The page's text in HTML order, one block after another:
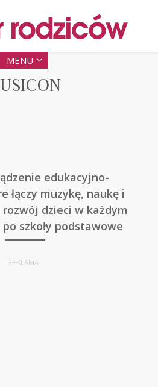
MENU
edukacyjno-
łączy muzykę, naukę i
dzieci w każdym
szkoły podstawowe
REKLAMA